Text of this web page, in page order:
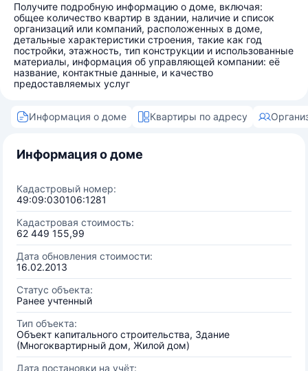
Получите подробную информацию о доме, включая:
общее количество квартир в здании, наличие и список
организаций или компаний, расположенных в доме,
детальные характеристики строения, такие как год
постройки, этажность, тип конструкции и использованные
материалы, информация об управляющей компании: её
название, контактные данные, и качество
предоставляемых услуг
Информация о доме Квартиры по адресу
Информация о доме
Кадастровый номер:
49:09:030106:1281
Кадастровая стоимость:
62 449 155,99
Дата обновления стоимости:
16.02.2013
Статус объекта:
Ранее учтенный
Тип объекта:
Объект капитального строительства, Здание
(Многоквартирный дом, Жилой дом)
Дата постановки на учёт: